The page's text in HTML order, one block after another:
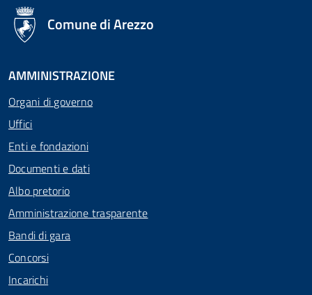
logo Unione Europea
Comune di Arezzo
AMMINISTRAZIONE
Organi di governo
Uffici
Enti e fondazioni
Documenti e dati
Albo pretorio
Amministrazione trasparente
Bandi di gara
Concorsi
Incarichi